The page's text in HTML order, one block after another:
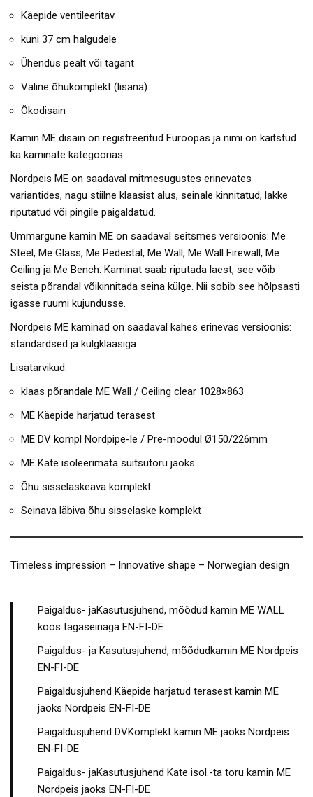
Käepide ventileeritav
kuni 37 cm halgudele
Ühendus pealt või tagant
Väline õhukomplekt (lisana)
Ökodisain
Kamin ME disain on registreeritud Euroopas ja nimi on kaitstud
ka kaminate kategoorias.
Nordpeis ME on saadaval mitmesugustes erinevates
variantides, nagu stiilne klaasist alus, seinale kinnitatud, lakke
riputatud või pingile paigaldatud.
Ümmargune kamin ME on saadaval seitsmes versioonis: Me
Steel, Me Glass, Me Pedestal, Me Wall, Me Wall Firewall, Me
Ceiling ja Me Bench. Kaminat saab riputada laest, see võib
seista põrandal võikinnitada seina külge. Nii sobib see hõlpsasti
igasse ruumi kujundusse.
Nordpeis ME kaminad on saadaval kahes erinevas versioonis:
standardsed ja külgklaasiga.
Lisatarvikud:
klaas põrandale ME Wall / Ceiling clear 1028×863
ME Käepide harjatud terasest
ME DV kompl Nordpipe-le / Pre-moodul Ø150/226mm
ME Kate isoleerimata suitsutoru jaoks
Õhu sisselaskeava komplekt
Seinava läbiva õhu sisselaske komplekt
Timeless impression – Innovative shape – Norwegian design
Paigaldus- jaKasutusjuhend, mõõdud kamin ME WALL
koos tagaseinaga EN-FI-DE
Paigaldus- ja Kasutusjuhend, mõõdudkamin ME Nordpeis
EN-FI-DE
Paigaldusjuhend Käepide harjatud terasest kamin ME
jaoks Nordpeis EN-FI-DE
Paigaldusjuhend DVKomplekt kamin ME jaoks Nordpeis
EN-FI-DE
Paigaldus- jaKasutusjuhend Kate isol.-ta toru kamin ME
Nordpeis jaoks EN-FI-DE